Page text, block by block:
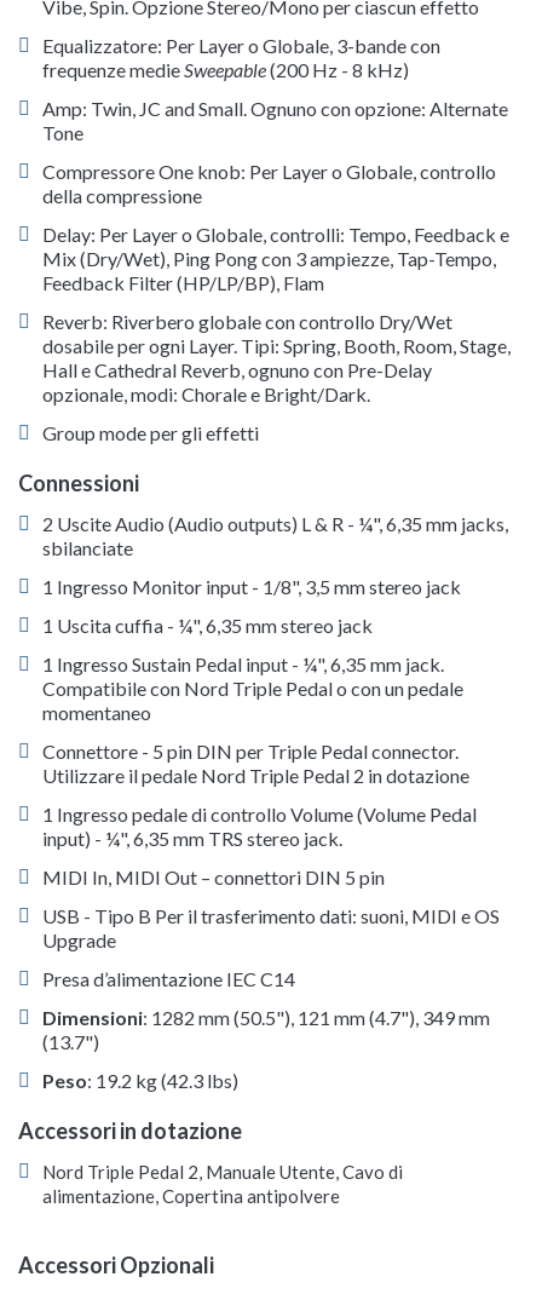
Vibe, Spin. Opzione Stereo/Mono per ciascun effetto
Equalizzatore: Per Layer o Globale, 3-bande con
frequenze medieSweepable(200 Hz - 8 kHz)
Amp: Twin, JC and Small. Ognuno con opzione: Alternate
Tone
Compressore One knob: Per Layer o Globale, controllo
della compressione
Delay: Per Layer o Globale, controlli: Tempo, Feedback e
Mix (Dry/Wet), Ping Pong con 3 ampiezze, Tap-Tempo,
Feedback Filter (HP/LP/BP), Flam
Reverb: Riverbero globale con controllo Dry/Wet
dosabile per ogni Layer. Tipi: Spring, Booth, Room, Stage,
Hall e Cathedral Reverb, ognuno con Pre-Delay
opzionale, modi: Chorale e Bright/Dark.
Group mode per gli effetti
Connessioni
2 Uscite Audio (Audio outputs) L & R - ¼", 6,35 mm jacks,
sbilanciate
1 Ingresso Monitor input - 1/8", 3,5 mm stereo jack
1 Uscita cuffia - ¼", 6,35 mm stereo jack
1 Ingresso Sustain Pedal input - ¼", 6,35 mm jack.
Compatibile con Nord Triple Pedal o con un pedale
momentaneo
Connettore - 5 pin DIN per Triple Pedal connector.
Utilizzare il pedale Nord Triple Pedal 2 in dotazione
1 Ingresso pedale di controllo Volume (Volume Pedal
input) - ¼", 6,35 mm TRS stereo jack.
MIDI In, MIDI Out – connettori DIN 5 pin
USB - Tipo B Per il trasferimento dati: suoni, MIDI e OS
Upgrade
Presa d’alimentazione IEC C14
Dimensioni: 1282 mm (50.5"), 121 mm (4.7"), 349 mm
(13.7")
Peso: 19.2 kg (42.3 lbs)
Accessori in dotazione
Nord Triple Pedal 2, Manuale Utente, Cavo di
alimentazione, Copertina antipolvere
Accessori Opzionali